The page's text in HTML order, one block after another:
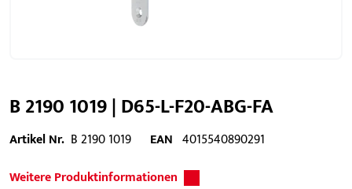
B 2190 1019 | D65-L-F20-ABG-FA
Artikel Nr. B 2190 1019 EAN 4015540890291
Weitere Produktinformationen